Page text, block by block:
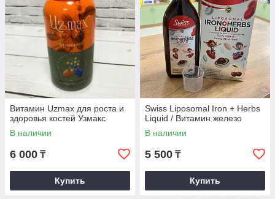
Витамин Uzmax для роста и
здоровья костей Узмакс
В наличии
6 000 ₸
Купить
Swiss Liposomal Iron + Herbs
Liquid / Витамин железо
В наличии
5 500 ₸
Купить